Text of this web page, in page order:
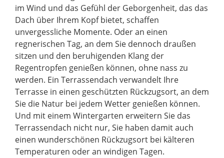
im Wind und das Gefühl der Geborgenheit, das das
Dach über Ihrem Kopf bietet, schaffen
unvergessliche Momente. Oder an einen
regnerischen Tag, an dem Sie dennoch draußen
sitzen und den beruhigenden Klang der
Regentropfen genießen können, ohne nass zu
werden. Ein Terrassendach verwandelt Ihre
Terrasse in einen geschützten Rückzugsort, an dem
Sie die Natur bei jedem Wetter genießen können.
Und mit einem Wintergarten erweitern Sie das
Terrassendach nicht nur, Sie haben damit auch
einen wunderschönen Rückzugsort bei kälteren
Temperaturen oder an windigen Tagen.